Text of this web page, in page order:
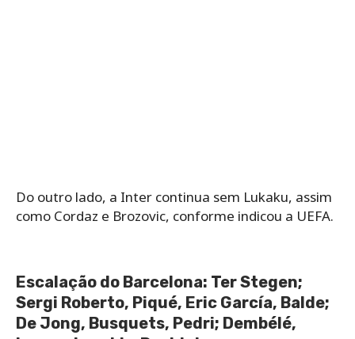
Do outro lado, a Inter continua sem Lukaku, assim
como Cordaz e Brozovic, conforme indicou a UEFA.
Escalação do Barcelona: Ter Stegen;
Sergi Roberto, Piqué, Eric García, Balde;
De Jong, Busquets, Pedri; Dembélé,